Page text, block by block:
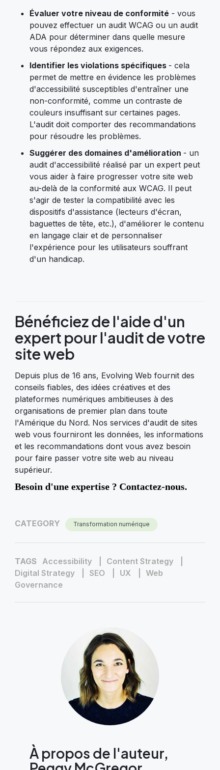
Évaluer votre niveau de conformité - vous
pouvez effectuer un audit WCAG ou un audit
ADA pour déterminer dans quelle mesure
vous répondez aux exigences.
Identifier les violations spécifiques - cela
permet de mettre en évidence les problèmes
d'accessibilité susceptibles d'entraîner une
non-conformité, comme un contraste de
couleurs insuffisant sur certaines pages.
L'audit doit comporter des recommandations
pour résoudre les problèmes.
Suggérer des domaines d'amélioration - un
audit d'accessibilité réalisé par un expert peut
vous aider à faire progresser votre site web
au-delà de la conformité aux WCAG. Il peut
s'agir de tester la compatibilité avec les
dispositifs d'assistance (lecteurs d'écran,
baguettes de tête, etc.), d'améliorer le contenu
en langage clair et de personnaliser
l'expérience pour les utilisateurs souffrant
d'un handicap.
Bénéficiez de l'aide d'un
expert pour l'audit de votre
site web
Depuis plus de 16 ans, Evolving Web fournit des
conseils fiables, des idées créatives et des
plateformes numériques ambitieuses à des
organisations de premier plan dans toute
l'Amérique du Nord. Nos services d'audit de sites
web vous fourniront les données, les informations
et les recommandations dont vous avez besoin
pour faire passer votre site web au niveau
supérieur.
Besoin d'une expertise ? Contactez-nous.
CATEGORY Transformation numérique
TAGS Accessibility
Content Strategy
Digital Strategy
SEO UX
Web
Governance
À propos de l'auteur,